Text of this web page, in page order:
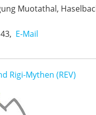
Muotathal,
E-Mail
Rigi-Mythen (REV)